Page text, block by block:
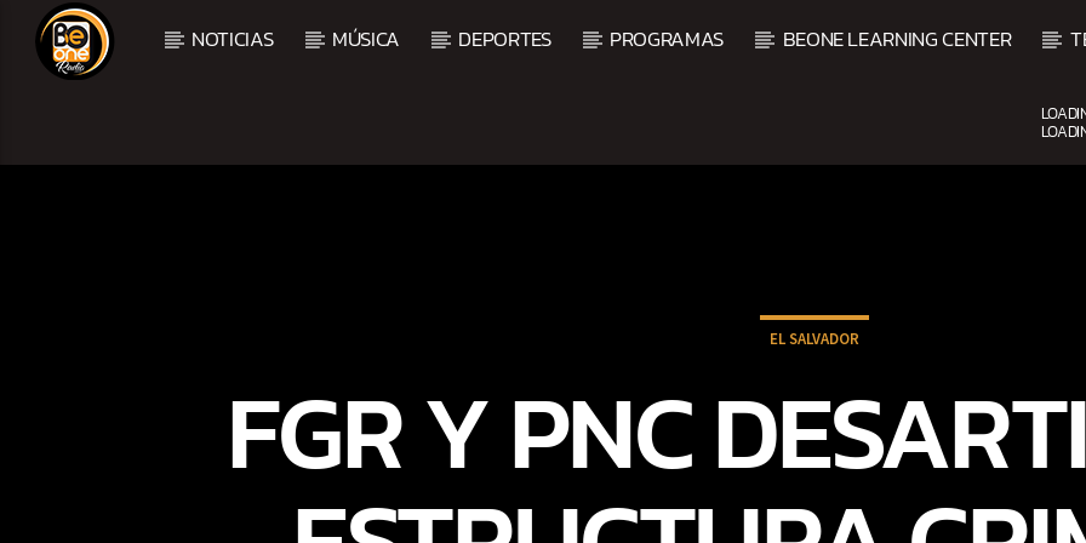
NOTICIAS MÚSICA DEPORTES PROGRAMAS BEONE LEARNING CENTER
UPCOMING SHOW
BALADAS Y VALLENATO
EL SALVADOR
FGR Y PNC